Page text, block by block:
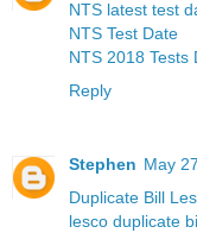
NTS latest test
NTS Test Date
NTS 2018 Tests
Reply
Stephen May
Duplicate Bill
lesco duplicate